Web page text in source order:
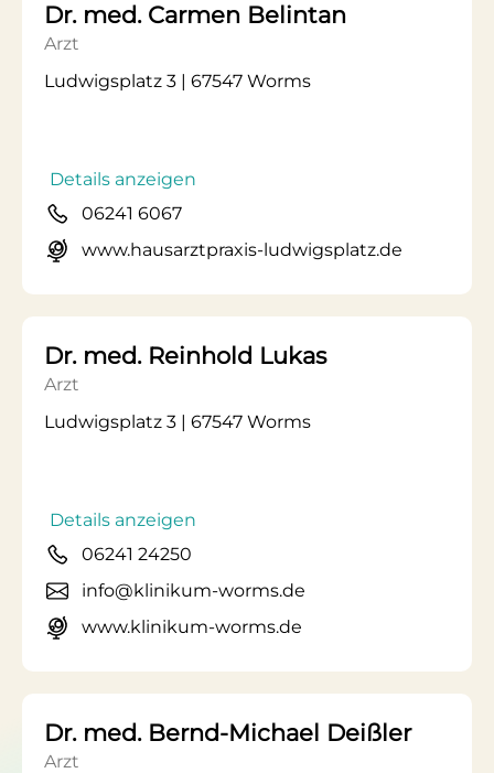
Dr. med. Carmen Belintan
Arzt
Ludwigsplatz 3 | 67547 Worms
Details anzeigen
06241 6067
www.hausarztpraxis-ludwigsplatz.de
Dr. med. Reinhold Lukas
Arzt
Ludwigsplatz 3 | 67547 Worms
Details anzeigen
06241 24250
info@klinikum-worms.de
www.klinikum-worms.de
Dr. med. Bernd-Michael Deißler
Arzt